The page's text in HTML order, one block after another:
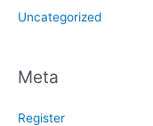
Uncategorized
Meta
Register